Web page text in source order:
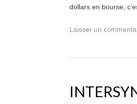
dollars en bourse,
Laisser un